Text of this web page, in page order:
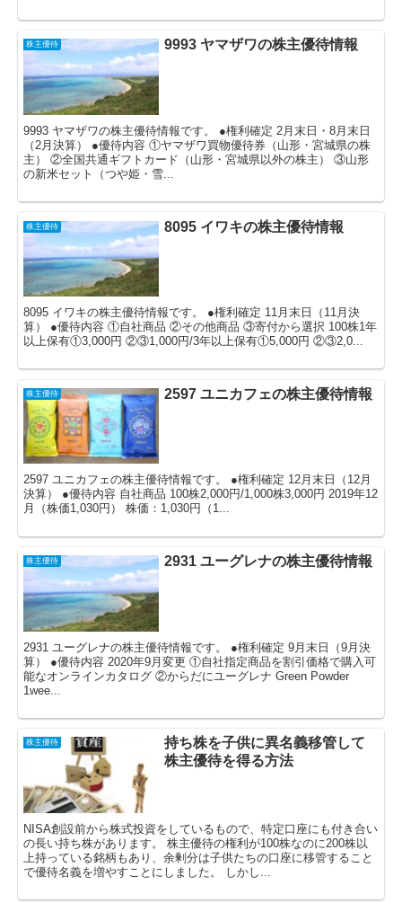
株主優待 9993 ヤマザワの株主優待情報
9993 ヤマザワの株主優待情報です。 ●権利確定 2月末日・8月末日
（2月決算） ●優待内容 ①ヤマザワ買物優待券（山形・宮城県の株
主） ②全国共通ギフトカード（山形・宮城県以外の株主） ③山形
の新米セット（つや姫・雪...
株主優待 8095 イワキの株主優待情報
8095 イワキの株主優待情報です。 ●権利確定 11月末日（11月決
算） ●優待内容 ①自社商品 ②その他商品 ③寄付から選択 100株1年
以上保有①3,000円 ②③1,000円/3年以上保有①5,000円 ②③2,0...
株主優待 2597 ユニカフェの株主優待情報
2597 ユニカフェの株主優待情報です。 ●権利確定 12月末日（12月
決算） ●優待内容 自社商品 100株2,000円/1,000株3,000円 2019年12
月（株価1,030円） 株価：1,030円（1...
株主優待 2931 ユーグレナの株主優待情報
2931 ユーグレナの株主優待情報です。 ●権利確定 9月末日（9月決
算） ●優待内容 2020年9月変更 ①自社指定商品を割引価格で購入可
能なオンラインカタログ ②からだにユーグレナ Green Powder
1wee...
株主優待
持ち株を子供に異名義移管して
株主優待を得る方法
NISA創設前から株式投資をしているもので、特定口座にも付き合い
の長い持ち株があります。 株主優待の権利が100株なのに200株以
上持っている銘柄もあり、余剰分は子供たちの口座に移管すること
で優待名義を増やすことにしました。 しかし...